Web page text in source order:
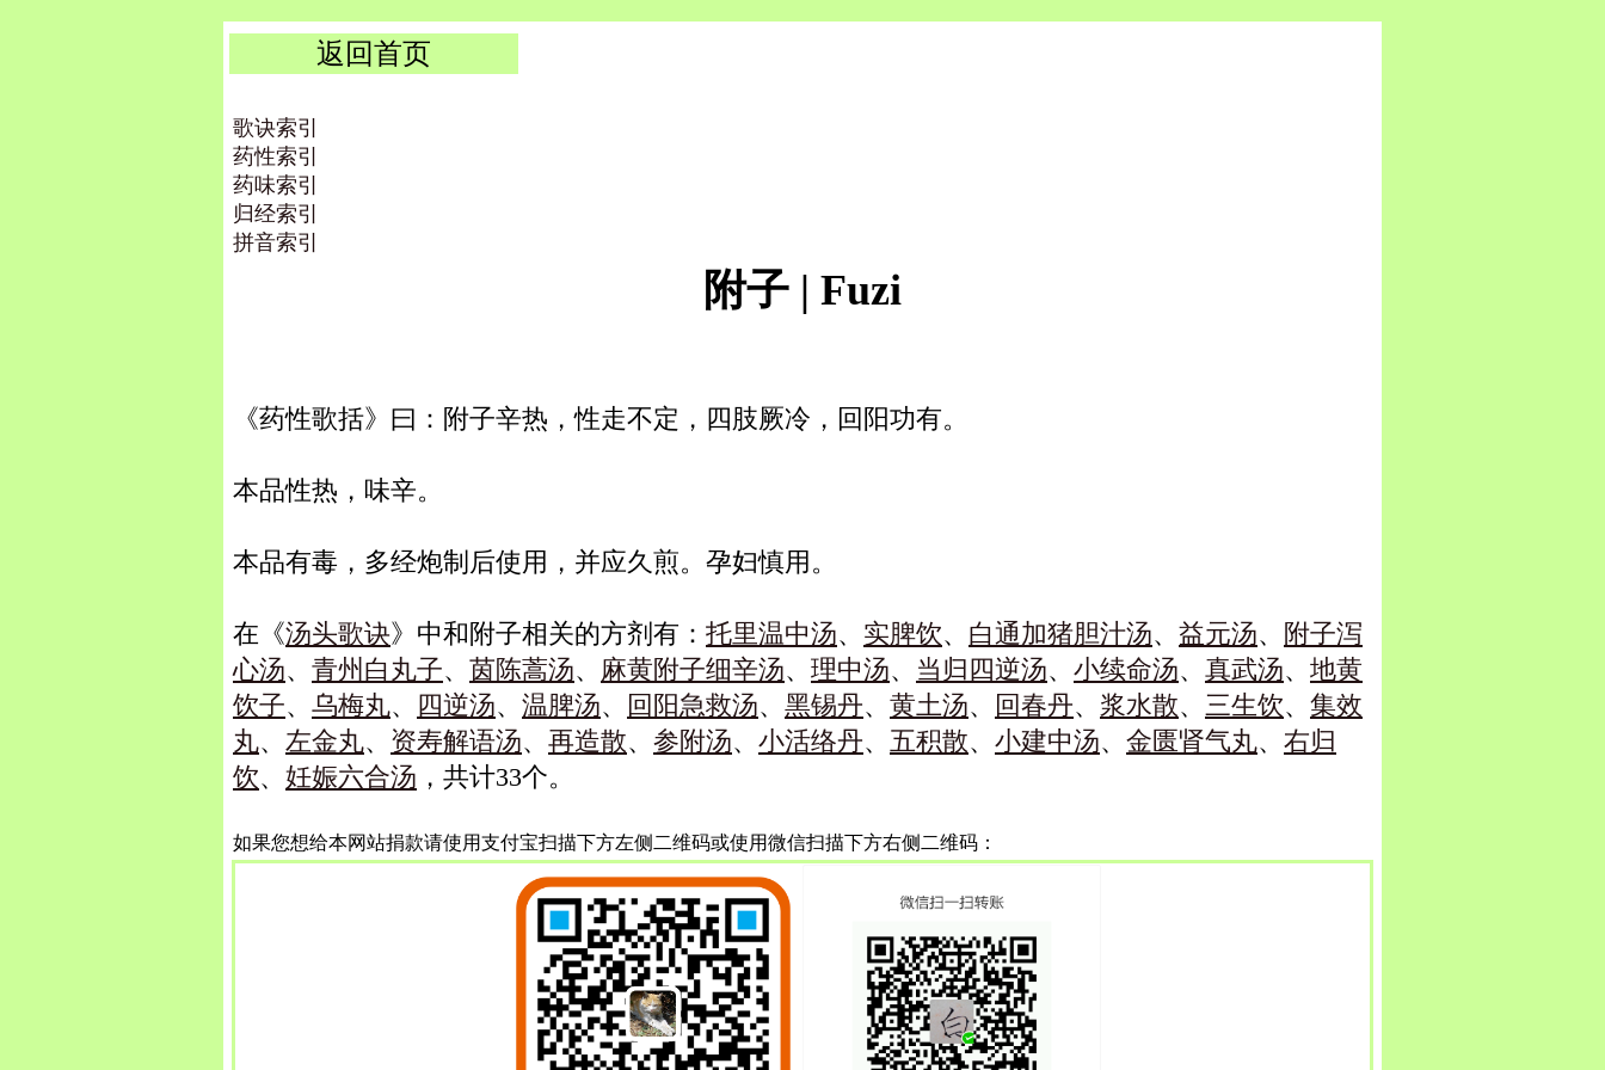
返回首页
歌诀索引
药性索引
药味索引
归经索引
拼音索引
附子 | Fuzi
《药性歌括》曰：附子辛热，性走不定，四肢厥冷，回阳功有。
本品性热，味辛。
本品有毒，多经炮制后使用，并应久煎。孕妇慎用。
在《汤头歌诀》中和附子相关的方剂有： 托里温中汤、 实脾饮、 白通加猪胆汁汤、 益元汤、 附子泻
心汤、 青州白丸子、 茵陈蒿汤、 麻黄附子细辛汤、 理中汤、 当归四逆汤、 小续命汤、 真武汤、 地黄
饮子、 乌梅丸、 四逆汤、 温脾汤、 回阳急救汤、 黑锡丹、 黄土汤、 回春丹、 浆水散、 三生饮、 集效
丸、 左金丸、 资寿解语汤、 再造散、 参附汤、 小活络丹、 五积散、 小建中汤、 金匮肾气丸、 右归
饮、 妊娠六合汤 ，共计33个。
如果您想给本网站捐款请使用支付宝扫描下方左侧二维码或使用微信扫描下方右侧二维码：